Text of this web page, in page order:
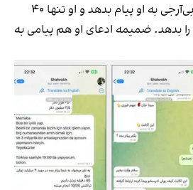
چهار میلیارد واحد توکن بی‌آرجی به او پیام بدهد و او تنها ۴۰
بدهد. ضمیمه ادعای او هم پیامی به